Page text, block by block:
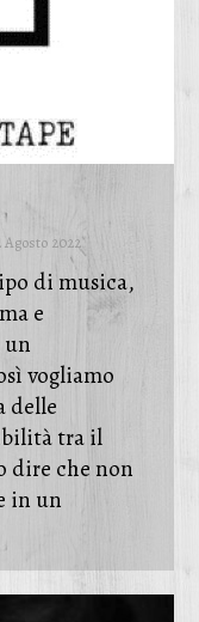
Agosto 2022
di musica,
e
un
vogliamo
delle
tra il
dire che non
in un